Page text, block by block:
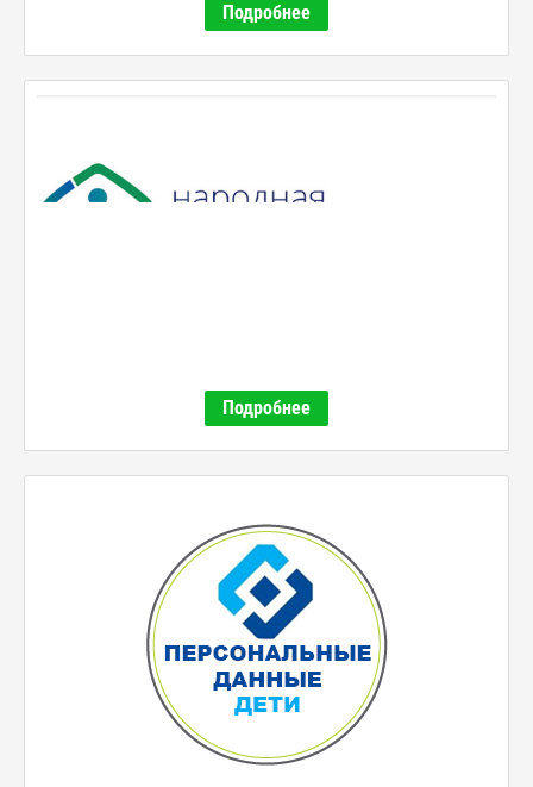
Подробнее
Подробнее